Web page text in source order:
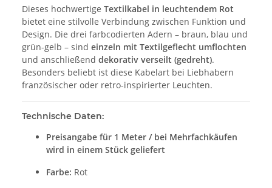
Dieses hochwertige Textilkabel in leuchtendem Rot
bietet eine stilvolle Verbindung zwischen Funktion und
Design. Die drei farbcodierten Adern – braun, blau und
grün-gelb – sind einzeln mit Textilgeflecht umflochten
und anschließend dekorativ verseilt (gedreht).
Besonders beliebt ist diese Kabelart bei Liebhabern
französischer oder retro-inspirierter Leuchten.
Technische Daten:
Preisangabe für 1 Meter / bei Mehrfachkäufen
wird in einem Stück geliefert
Farbe: Rot